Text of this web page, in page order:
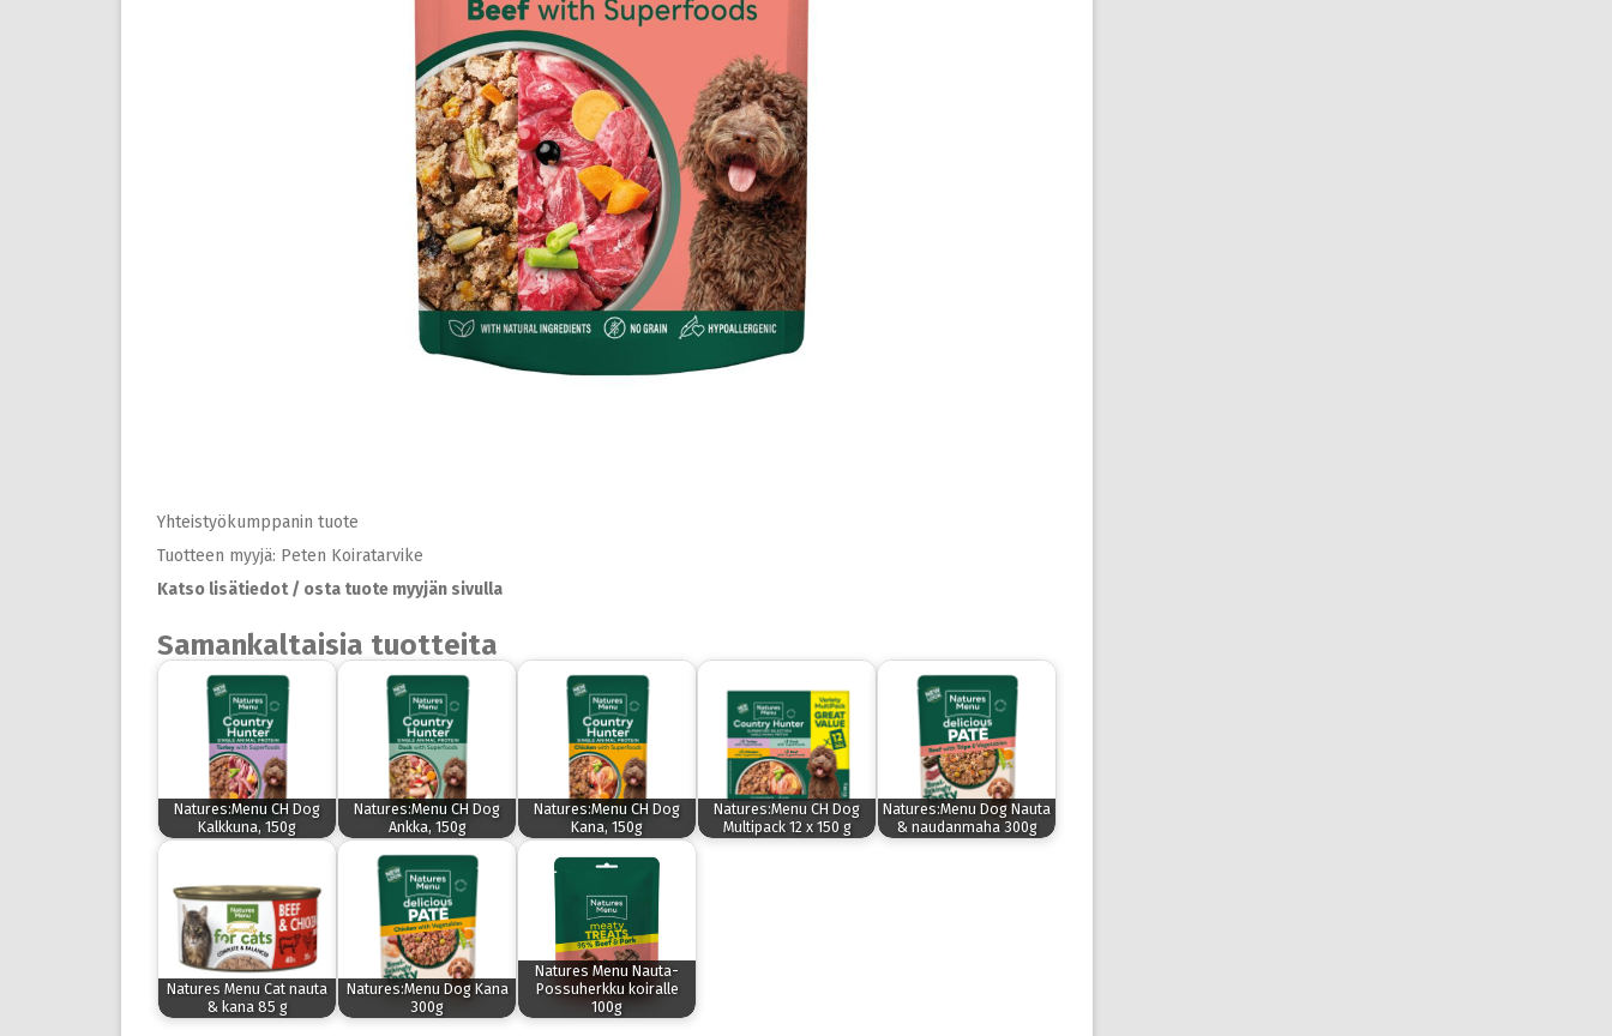
Yhteistyökumppanin tuote
Tuotteen myyjä: Peten Koiratarvike
Katso lisätiedot / osta tuote myyjän sivulla
Samankaltaisia tuotteita
Natures:Menu CH Dog
Kalkkuna, 150g
Natures:Menu CH Dog
Ankka, 150g
Natures:Menu CH Dog
Kana, 150g
Natures:Menu CH Dog
Multipack 12 x 150 g
Natures:Menu Dog Nauta
& naudanmaha 300g
Natures Menu Cat nauta
& kana 85 g
Natures:Menu Dog Kana
300g
Natures Menu Nauta-
Possuherkku koiralle
100g